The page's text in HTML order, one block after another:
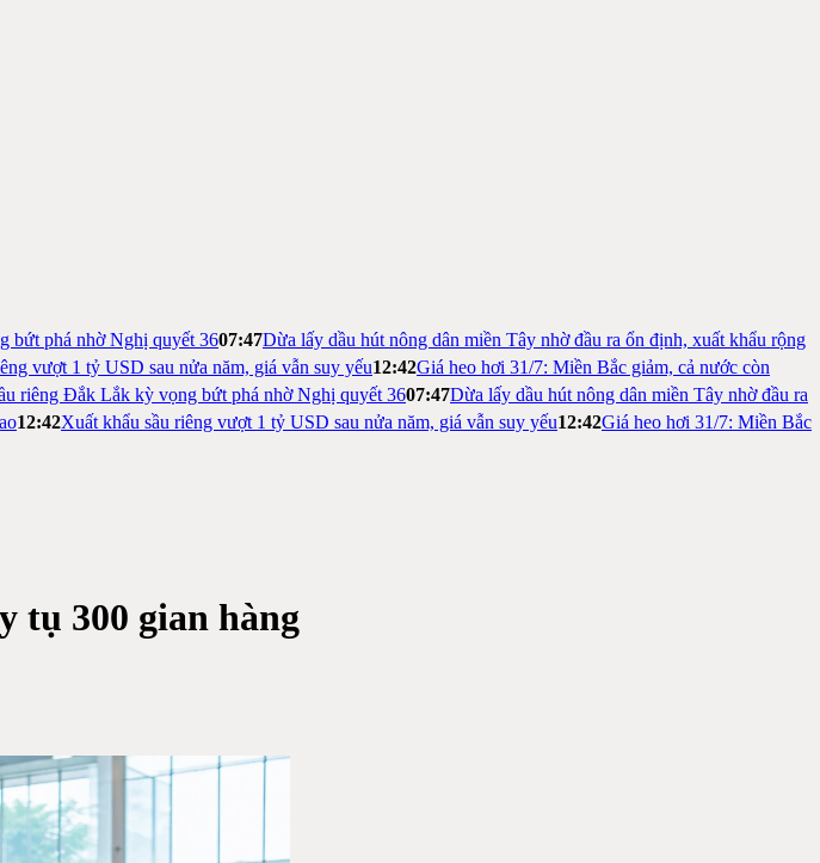
bứt phá nhờ Nghị quyết 3607:47Dừa lấy dầu hút nông dân miền Tây nhờ đầu ra ổn định, xuất khẩu rộng
vượt 1 tỷ USD sau nửa năm, giá vẫn suy yếu12:42Giá heo hơi 31/7: Miền Bắc giảm, cả nước còn
riêng Đắk Lắk kỳ vọng bứt phá nhờ Nghị quyết 3607:47Dừa lấy dầu hút nông dân miền Tây nhờ đầu ra
12:42Xuất khẩu sầu riêng vượt 1 tỷ USD sau nửa năm, giá vẫn suy yếu12:42Giá heo hơi 31/7: Miền Bắc
tụ 300 gian hàng